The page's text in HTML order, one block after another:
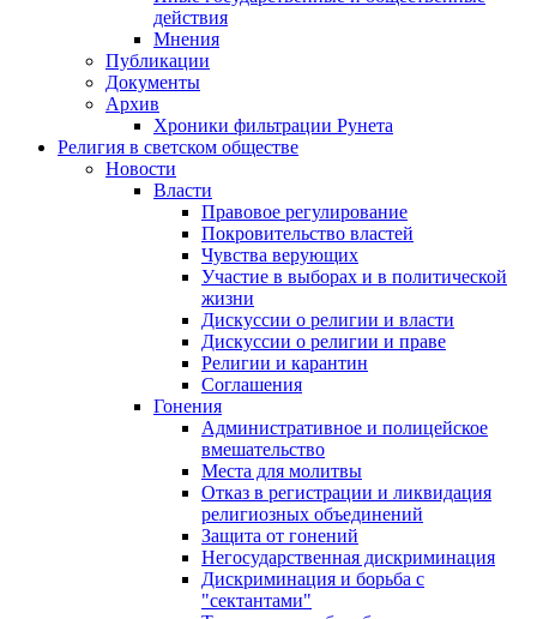
действия
Мнения
Публикации
Документы
Архив
Хроники фильтрации Рунета
Религия в светском обществе
Новости
Власти
Правовое регулирование
Покровительство властей
Чувства верующих
Участие в выборах и в политической
жизни
Дискуссии о религии и власти
Дискуссии о религии и праве
Религии и карантин
Соглашения
Гонения
Административное и полицейское
вмешательство
Места для молитвы
Отказ в регистрации и ликвидация
религиозных объединений
Защита от гонений
Негосударственная дискриминация
Дискриминация и борьба с
"сектантами"